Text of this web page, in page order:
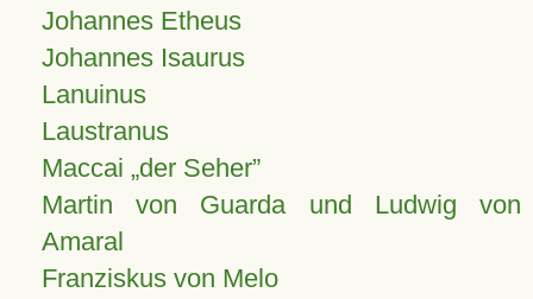
Johannes Etheus
Johannes Isaurus
Lanuinus
Laustranus
Maccai „der Seher”
Martin von Guarda und Ludwig von
Amaral
Franziskus von Melo